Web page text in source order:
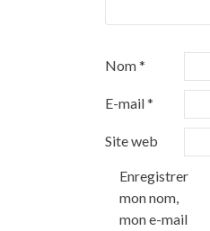
Nom*
E-mail*
Site web
Enregistrer
mon nom,
mon e-mail